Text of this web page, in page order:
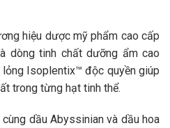
hiệu dược mỹ phẩm cao cấp
dòng tinh chất dưỡng ẩm cao
Isoplentix™ độc quyền giúp
trong từng hạt tinh thể.
dầu Abyssinian và dầu hoa